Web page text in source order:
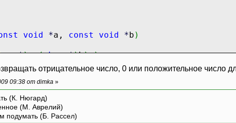
void *a, const void *b )
*)a,(char *)b) );
отрицательное число, 0 или положительное число
09:38 от dimka »
(К. Нюгард)
(М. Аврелий)
подумать (Б. Рассел)